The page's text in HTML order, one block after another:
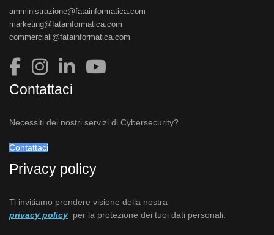
amministrazione@fatainformatica.com
marketing@fatainformatica.com
commerciali@fatainformatica.com
Contattaci
Necessiti dei nostri servizi di Cybersecurity?
Contattaci
Privacy policy
Ti invitiamo prendere visione della nostra
privacy policy per la protezione dei tuoi dati personali.